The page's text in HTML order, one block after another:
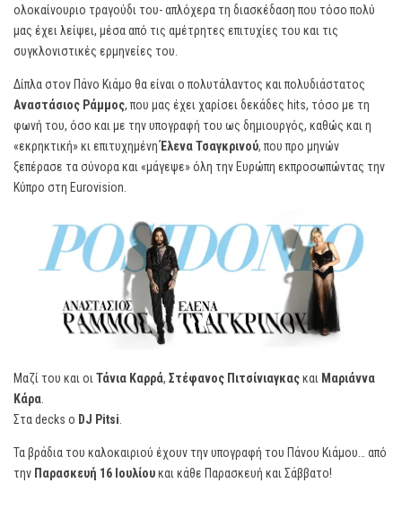
ολοκαίνουριο τραγούδι του- απλόχερα τη διασκέδαση που τόσο πολύ
μας έχει λείψει, μέσα από τις αμέτρητες επιτυχίες του και τις
συγκλονιστικές ερμηνείες του.
Δίπλα στον Πάνο Κιάμο θα είναι ο πολυτάλαντος και πολυδιάστατος
Αναστάσιος Ράμμος, που μας έχει χαρίσει δεκάδες hits, τόσο με τη
φωνή του, όσο και με την υπογραφή του ως δημιουργός, καθώς και η
«εκρηκτική» κι επιτυχημένηΈλενα Τσαγκρινού, που προ μηνών
ξεπέρασε τα σύνορα και «μάγεψε» όλη την Ευρώπη εκπροσωπώντας την
Κύπρο στη Eurovision.
Μαζί του και οι Τάνια Καρρά, Στέφανος Πιτσίνιαγκαςκαι Μαριάννα
Κάρα
Στα decks ο DJ Pitsi
Τα βράδια του καλοκαιριού έχουν την υπογραφή του Πάνου Κιάμου… από
την Παρασκευή 16 Ιουλίουκαι κάθε Παρασκευή και Σάββατο!